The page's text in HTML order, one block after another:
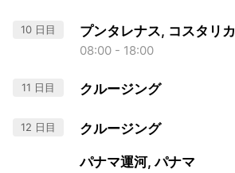
10 日目 プンタレナス, コスタリカ
08:00 - 18:00
11 日目 クルージング
12 日目 クルージング
パナマ運河, パナマ